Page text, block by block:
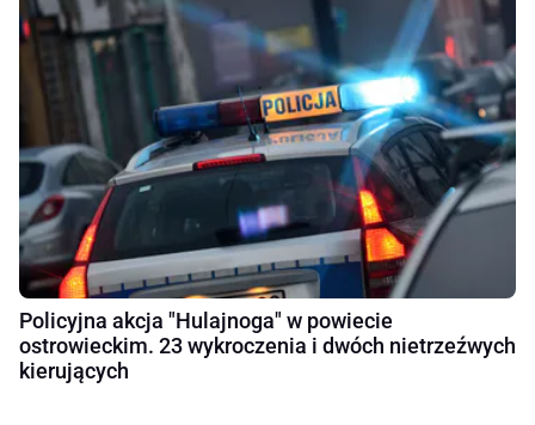
Policyjna akcja "Hulajnoga" w powiecie
ostrowieckim. 23 wykroczenia i dwóch nietrzeźwych
kierujących